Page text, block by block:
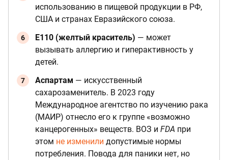
использованию в пищевой продукции в РФ,
США и странах Евразийского союза.
E110 (желтый краситель) — может
вызывать аллергию и гиперактивность у
детей.
Аспартам — искусственный
сахарозаменитель. В 2023 году
Международное агентство по изучению рака
(МАИР) отнесло его к группе «возможно
канцерогенных» веществ. ВОЗ и FDA при
этом не изменили допустимые нормы
потребления. Повода для паники нет, но